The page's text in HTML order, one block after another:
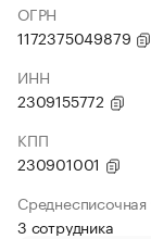
ОГРН
1172375049879
ИНН
2309155772
КПП
230901001
3 сотрудника